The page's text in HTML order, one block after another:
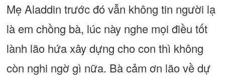
Mẹ Aladdin trước đó vẫn không tin người lạ
là em chồng bà, lúc này nghe mọi điều tốt
lành lão hứa xây dựng cho con thì không
còn nghi ngờ gì nữa. Bà cảm ơn lão về dự